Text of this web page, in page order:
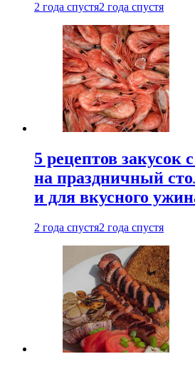
2 года спустя2 года спустя
5 рецептов закусок
на праздничный
и для вкусного
2 года спустя2 года спустя